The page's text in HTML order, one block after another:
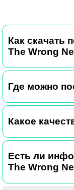
Как скачать
The Wrong
Где можно
Какое
Есть ли
The Wrong